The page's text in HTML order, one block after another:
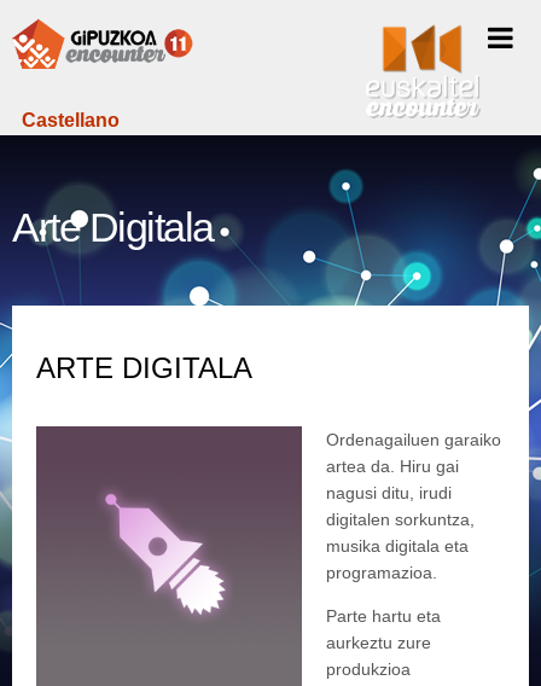
Castellano
Arte Digitala
ARTE DIGITALA
Ordenagailuen garaiko
artea da. Hiru gai
nagusi ditu, irudi
digitalen sorkuntza,
musika digitala eta
programazioa.
Parte hartu eta
aurkeztu zure
produkzioa